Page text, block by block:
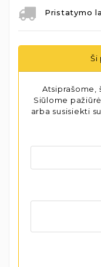
Pristatymo
Ši
Atsiprašome,
Siūlome
arba susisiekti